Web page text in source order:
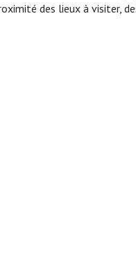
des lieux à visiter,